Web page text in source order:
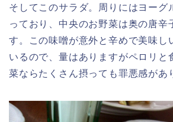
そしてこのサラダ。周りにはヨーグ
っており、中央のお野菜は奥の唐辛
す。この味噌が意外と辛めで美味し
いるので、量はありますがペロリと
菜ならたくさん摂っても罪悪感があ